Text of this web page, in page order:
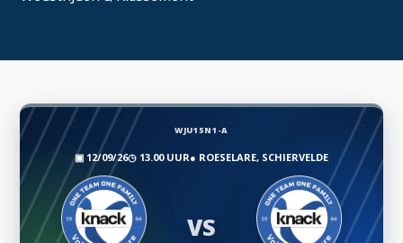
WJU15N1-A
▣ 12/09/26◷ 13.00 UUR● ROESELARE, SCHIERVELDE
VS